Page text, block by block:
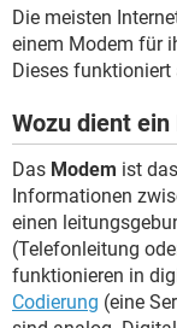
FACEBOOK
Die meisten
einem Modem für
Dieses funktioniert
Wozu dient
Das Modem ist
Informationen
einen
(Telefonleitung
funktionieren in
Codierung (eine